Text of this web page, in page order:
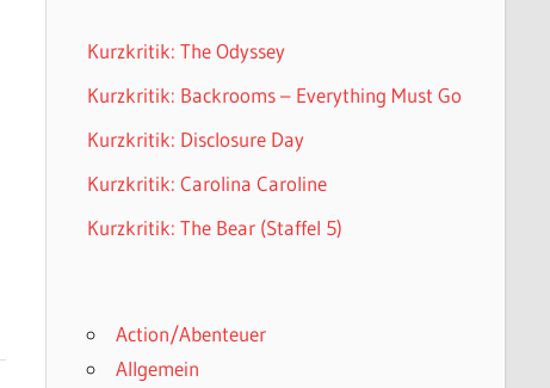
Kurzkritik: The Odyssey
Kurzkritik: Backrooms – Everything Must Go
Kurzkritik: Disclosure Day
Kurzkritik: Carolina Caroline
Kurzkritik: The Bear (Staffel 5)
Action/Abenteuer
Allgemein